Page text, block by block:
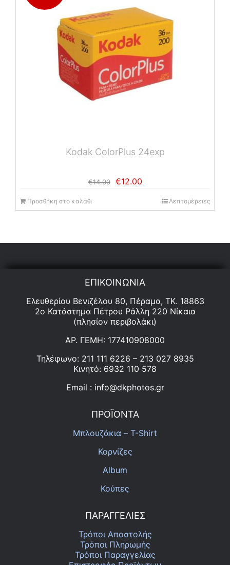
Kodak ColorPlus 24exp
€14.00
Original
€14.00.
€12.00Η
είναι:
Προσθήκη στο καλάθι Λεπτομέρειες
ΕΠΙΚΟΙΝΩΝΙΑ
Ελευθερίου Βενιζέλου 80, Πέραμα, ΤΚ. 18863
2ο Κατάστημα Πέτρου Ράλλη 220 Νίκαια
(πλησίον περιβολάκι)
ΑΡ. ΓΕΜΗ: 177410908000
Τηλέφωνο: 211 111 6226 – 213 027 8935
Κινητό: 6932 110 578
Email : info@dkphotos.gr
ΠΡΟΪΟΝΤΑ
Μπλουζάκια – T-Shirt
Κορνίζες
Album
Κούπες
ΠΑΡΑΓΓΕΛΙΕΣ
Τρόποι Αποστολής
Τρόποι Πληρωμής
Τρόποι Παραγγελίας